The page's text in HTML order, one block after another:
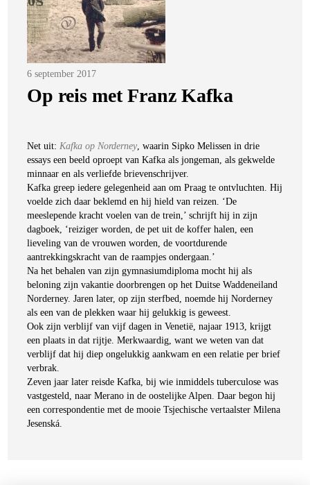
Posted
on
6 september 2017
Op reis met Franz Kafka
Net uit:Kafka op Norderney, waarin Sipko Melissen in drie
essays een beeld oproept van Kafka als jongeman, als gekwelde
minnaar en als verliefde brievenschrijver.
Kafka greep iedere gelegenheid aan om Praag te ontvluchten. Hij
voelde zich daar beklemd en hij hield van reizen. ‘De
meeslepende kracht voelen van de trein,’ schrijft hij in zijn
dagboek, ‘reiziger worden, de pet uit de koffer halen, een
lieveling van de vrouwen worden, de voortdurende
aantrekkingskracht van de raampjes ondergaan.’
Na het behalen van zijn gymnasiumdiploma mocht hij als
beloning zijn vakantie doorbrengen op het Duitse Waddeneiland
Norderney. Jaren later, op zijn sterfbed, noemde hij Norderney
als een van de plekken waar hij gelukkig is geweest.
Ook zijn verblijf van vijf dagen in Venetië, najaar 1913, krijgt
een plaats in dat rijtje. Merkwaardig, want we weten van dat
verblijf dat hij diep ongelukkig aankwam en een relatie per brief
verbrak.
Zeven jaar later reisde Kafka, bij wie inmiddels tuberculose was
vastgesteld, naar Merano in de oostelijke Alpen. Daar begon hij
een correspondentie met de mooie Tsjechische vertaalster Milena
Jesenská.